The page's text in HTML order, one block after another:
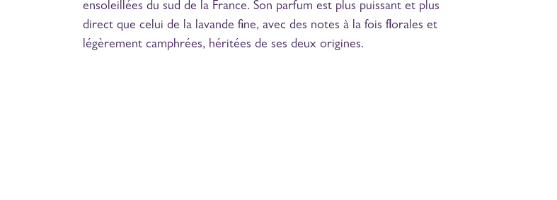
ensoleillées du sud de la France. Son parfum est plus puissant et plus
direct que celui de la lavande fine, avec des notes à la fois florales et
légèrement camphrées, héritées de ses deux origines.